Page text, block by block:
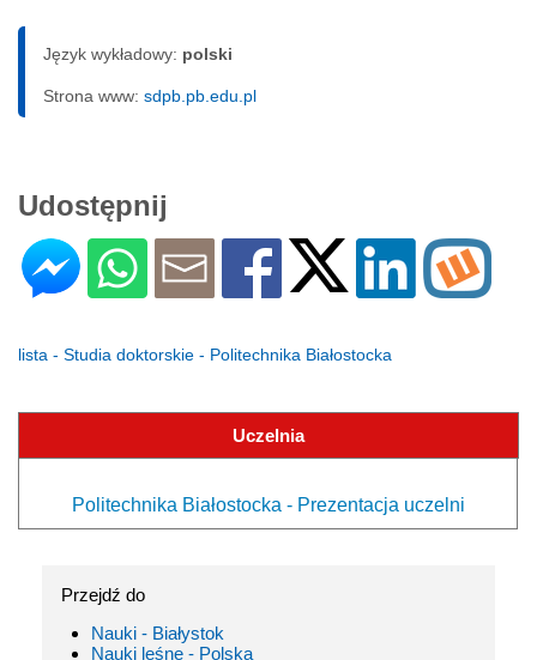
Język wykładowy: polski
Strona www: sdpb.pb.edu.pl
Udostępnij
lista - Studia doktorskie - Politechnika Białostocka
Uczelnia
Politechnika Białostocka - Prezentacja uczelni
Przejdź do
Nauki - Białystok
Nauki leśne - Polska